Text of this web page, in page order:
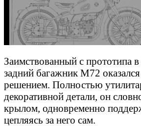
Заимствованный с прототипа
задний багажник М72
решением. Полностью
декоративной детали, он
крылом, одновременно
цепляясь за него сам.